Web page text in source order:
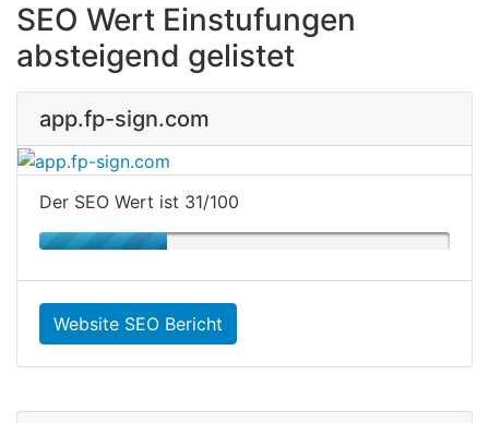
SEO Wert Einstufungen
absteigend gelistet
app.fp-sign.com
Der SEO Wert ist 31/100
Website SEO Bericht